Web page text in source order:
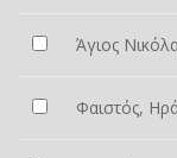
Άγιος
Φαιστός,